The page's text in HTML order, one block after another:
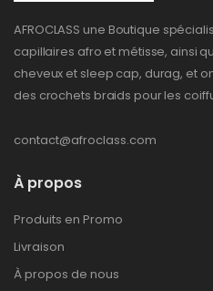
AFROCLASS une Boutique
capillaires afro et métisse, ainsi
cheveux et sleep cap, durag, et
des crochets braids pour les
contact@afroclass.com
À propos
Produits en Promo
Livraison
À propos de nous